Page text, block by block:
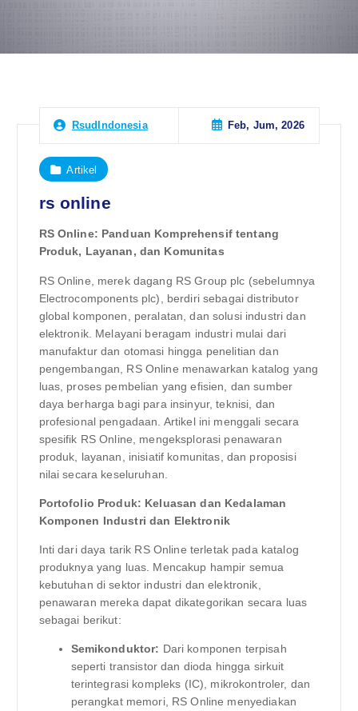
RsudIndonesia Feb, Jum, 2026
Artikel
rs online
RS Online: Panduan Komprehensif tentang
Produk, Layanan, dan Komunitas
RS Online, merek dagang RS Group plc (sebelumnya
Electrocomponents plc), berdiri sebagai distributor
global komponen, peralatan, dan solusi industri dan
elektronik. Melayani beragam industri mulai dari
manufaktur dan otomasi hingga penelitian dan
pengembangan, RS Online menawarkan katalog yang
luas, proses pembelian yang efisien, dan sumber
daya berharga bagi para insinyur, teknisi, dan
profesional pengadaan. Artikel ini menggali secara
spesifik RS Online, mengeksplorasi penawaran
produk, layanan, inisiatif komunitas, dan proposisi
nilai secara keseluruhan.
Portofolio Produk: Keluasan dan Kedalaman
Komponen Industri dan Elektronik
Inti dari daya tarik RS Online terletak pada katalog
produknya yang luas. Mencakup hampir semua
kebutuhan di sektor industri dan elektronik,
penawaran mereka dapat dikategorikan secara luas
sebagai berikut:
Semikonduktor: Dari komponen terpisah
seperti transistor dan dioda hingga sirkuit
terintegrasi kompleks (IC), mikrokontroler, dan
perangkat memori, RS Online menyediakan